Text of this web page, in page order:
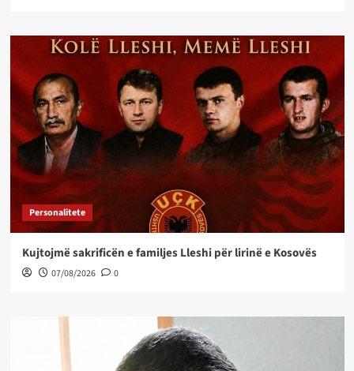
Personalitete
Kujtojmë sakrificën e familjes Lleshi për lirinë e Kosovës
07/08/2026 0